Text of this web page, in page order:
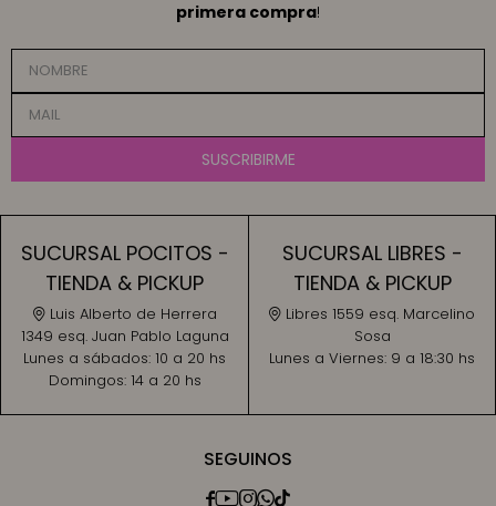
SEGUINOS

primera compra!
SUSCRIBIRME
SUCURSAL POCITOS -
TIENDA & PICKUP
Luis Alberto de Herrera
1349 esq. Juan Pablo Laguna
Lunes a sábados: 10 a 20 hs
Domingos: 14 a 20 hs
SUCURSAL LIBRES -
TIENDA & PICKUP
Libres 1559 esq. Marcelino
Sosa
Lunes a Viernes: 9 a 18:30 hs